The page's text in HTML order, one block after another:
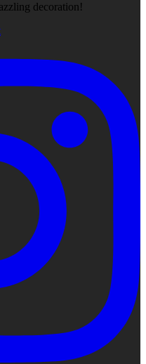
decoration!